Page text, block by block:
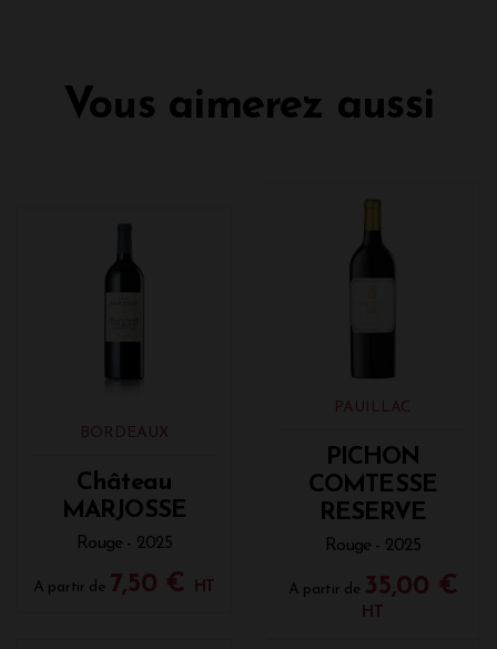
Vous aimerez aussi
BORDEAUX
Château
MARJOSSE
Rouge - 2025
A partir de 7,50 € HT
PAUILLAC
PICHON
COMTESSE
RESERVE
Rouge - 2025
A partir de 35,00 €
HT